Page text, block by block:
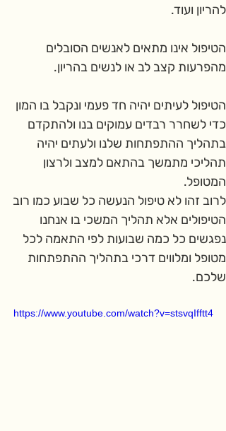
להריון ועוד.
הטיפול אינו מתאים לאנשים הסובלים
מהפרעות קצב לב או לנשים בהריון.
הטיפול לעיתים יהיה חד פעמי ונקבל בו המון
כדי לשחרר רבדים עמוקים בנו ולהתקדם
בתהליך ההתפתחות שלנו ולעתים יהיה
תהליכי מתמשך בהתאם למצב ולרצון
המטופל.
לרוב זהו לא טיפול הנעשה כל שבוע כמו רוב
הטיפולים אלא תהליך המשכי בו אנחנו
נפגשים כל כמה שבועות לפי התאמה לכל
מטופל ומלווים דרכי בתהליך ההתפתחות
שלכם.
https://www.youtube.com/watch?v=stsvqIfftt4